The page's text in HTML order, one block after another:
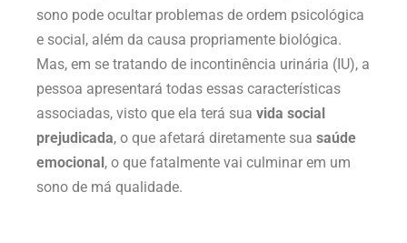
sono pode ocultar problemas de ordem psicológica
e social, além da causa propriamente biológica.
Mas, em se tratando de incontinência urinária (IU), a
pessoa apresentará todas essas características
associadas, visto que ela terá sua vida social
prejudicada, o que afetará diretamente sua saúde
emocional, o que fatalmente vai culminar em um
sono de má qualidade.